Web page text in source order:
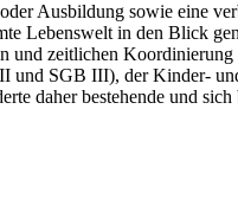
Ausbildung sowie eine
Lebenswelt in den Blick
und zeitlichen
und SGB III), der Kinder-
daher bestehende und